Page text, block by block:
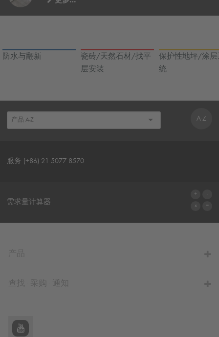
防水与翻新
瓷砖/天然石材/找平
层安装
保护性地坪/涂层
统
A-Z
服务 (+86) 21 5077 8570
需求量计算器